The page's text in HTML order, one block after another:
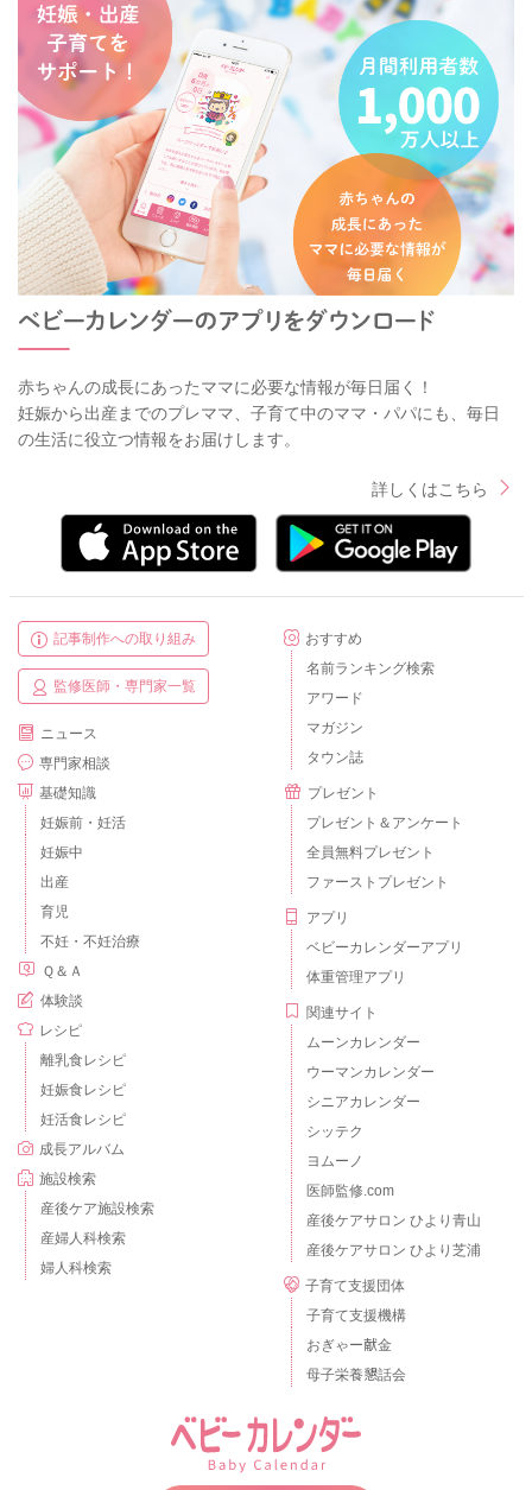
赤ちゃんの成長にあったママに必要な情報が毎日届く！
妊娠から出産までのプレママ、子育て中のママ・パパにも、毎日
の生活に役立つ情報をお届けします。
詳しくはこちら
記事制作への取り組み
監修医師・専門家一覧
ニュース
専門家相談
基礎知識
妊娠前・妊活
妊娠中
出産
育児
不妊・不妊治療
Ｑ＆Ａ
体験談
レシピ
離乳食レシピ
妊娠食レシピ
妊活食レシピ
成長アルバム
施設検索
産後ケア施設検索
産婦人科検索
婦人科検索
おすすめ
名前ランキング検索
アワード
マガジン
タウン誌
プレゼント
プレゼント＆アンケート
全員無料プレゼント
ファーストプレゼント
アプリ
ベビーカレンダーアプリ
体重管理アプリ
関連サイト
ムーンカレンダー
ウーマンカレンダー
シニアカレンダー
シッテク
ヨムーノ
医師監修.com
産後ケアサロン ひより青山
産後ケアサロン ひより芝浦
子育て支援団体
子育て支援機構
おぎゃー献金
母子栄養懇話会